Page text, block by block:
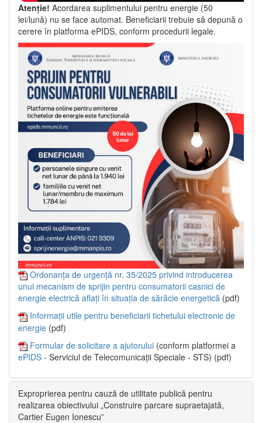
Atenție! Acordarea suplimentului pentru energie (50
lei/lună) nu se face automat. Beneficiarii trebuie să depună o
cerere în platforma ePIDS, conform procedurii legale.
Ordonanța de urgență nr. 35/2025 privind introducerea
unui mecanism de sprijin pentru consumatorii casnici de
energie electrică aflați în situația de sărăcie energetică (pdf)
Informații utile pentru beneficiarii tichetului electronic de
energie (pdf)
Formular de solicitare a ajutorului (conform platformei a
ePIDS - Serviciul de Telecomunicații Speciale - STS) (pdf)
Exproprierea pentru cauză de utilitate publică pentru
realizarea obiectivului „Construire parcare supraetajată,
Cartier Eugen Ionescu”